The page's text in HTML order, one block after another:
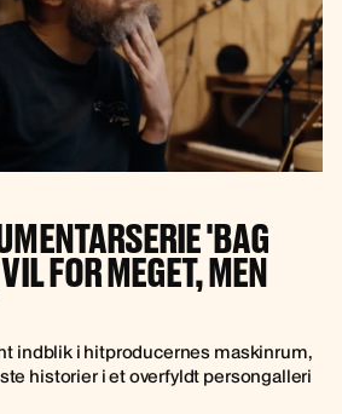
'BAG
FOR MEGET, MEN
indblik i hitproducernes maskinrum,
historier i et overfyldt persongalleri